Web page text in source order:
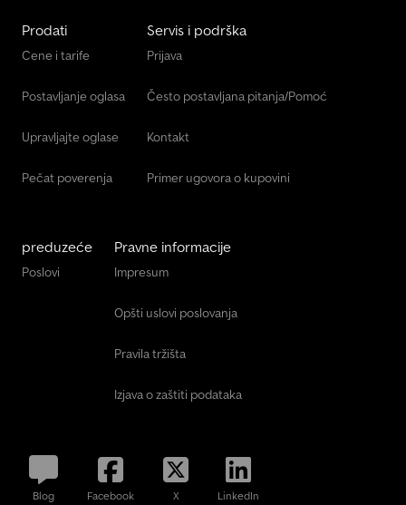
Prodati
Cene i tarife
Postavljanje oglasa
Upravljajte oglase
Pečat poverenja
Servis i podrška
Prijava
Često postavljana pitanja/Pomoć
Kontakt
Primer ugovora o kupovini
preduzeće
Poslovi
Pravne informacije
Impresum
Opšti uslovi poslovanja
Pravila tržišta
Izjava o zaštiti podataka
Blog Facebook X LinkedIn